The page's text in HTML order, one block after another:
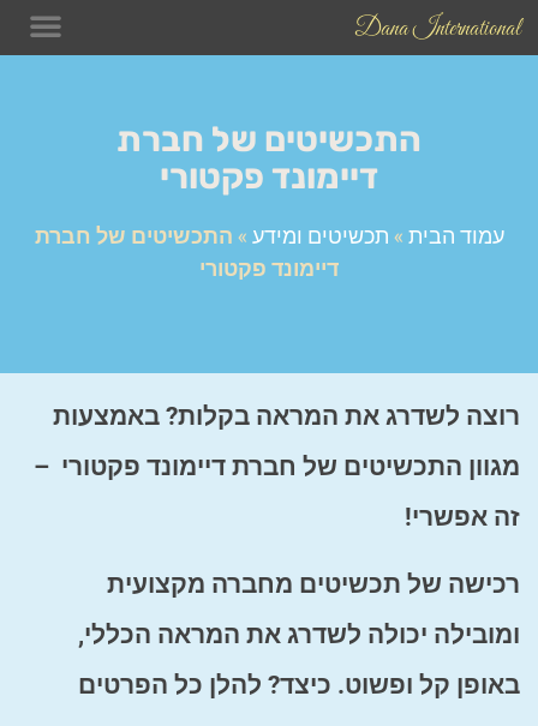
Dana International
התכשיטים של חברת
דיימונד פקטורי
עמוד הבית » תכשיטים ומידע » התכשיטים של חברת
דיימונד פקטורי
רוצה לשדרג את המראה בקלות? באמצעות
מגוון התכשיטים של חברת דיימונד פקטורי –
זה אפשרי!
רכישה של תכשיטים מחברה מקצועית
ומובילה יכולה לשדרג את המראה הכללי,
באופן קל ופשוט. כיצד? להלן כל הפרטים